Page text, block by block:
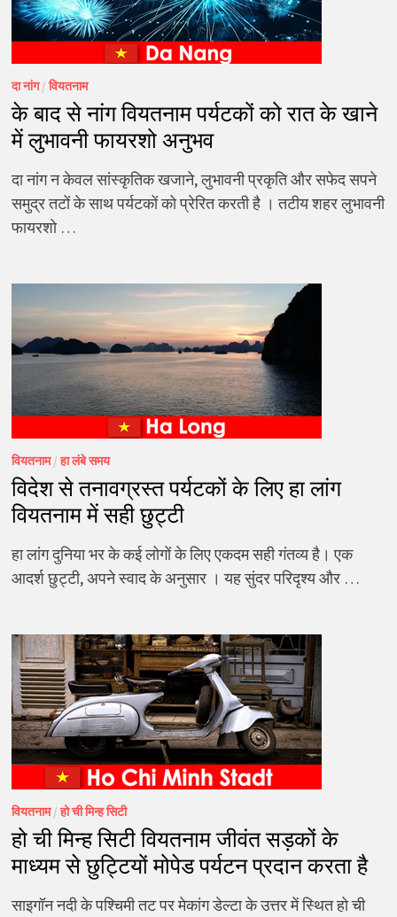
दा नांग/वियतनाम
के बाद से नांग वियतनाम पर्यटकों को रात के खाने
में लुभावनी फायरशो अनुभव
दा नांग न केवल सांस्कृतिक खजाने, लुभावनी प्रकृति और सफेद सपने
समुद्र तटों के साथ पर्यटकों को प्रेरित करती है । तटीय शहर लुभावनी
फायरशो …
वियतनाम/हा लंबे समय
विदेश से तनावग्रस्त पर्यटकों के लिए हा लांग
वियतनाम में सही छुट्टी
हा लांग दुनिया भर के कई लोगों के लिए एकदम सही गंतव्य है। एक
आदर्श छुट्टी, अपने स्वाद के अनुसार । यह सुंदर परिदृश्य और …
वियतनाम/हो ची मिन्ह सिटी
हो ची मिन्ह सिटी वियतनाम जीवंत सड़कों के
माध्यम से छुट्टियों मोपेड पर्यटन प्रदान करता है
साइगॉन नदी के पश्चिमी तट पर मेकांग डेल्टा के उत्तर में स्थित हो ची